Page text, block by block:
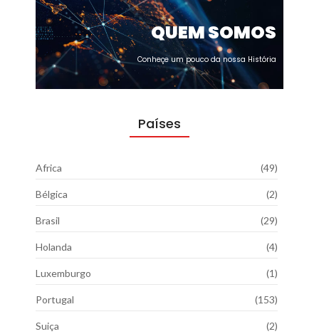
QUEM SOMOS
Conheçe um pouco da nossa História
Países
Africa (49)
Bélgica (2)
Brasil (29)
Holanda (4)
Luxemburgo (1)
Portugal (153)
Suiça (2)